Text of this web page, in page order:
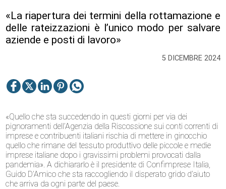
5 DICEMBRE 2024
«La riapertura dei termini della rottamazione e
delle rateizzazioni è l’unico modo per salvare
aziende e posti di lavoro»
«Quello che sta succedendo in questi giorni per via dei
pignoramenti dell’Agenzia della Riscossione sui conti correnti di
imprese e contribuenti italiani rischia di mettere in ginocchio
quello che rimane del tessuto produttivo delle piccole e medie
imprese italiane dopo i gravissimi problemi provocati dalla
pandemia». A dichiararlo è il presidente di Confimprese Italia,
Guido D’Amico che sta raccogliendo il disperato grido d’aiuto
che arriva da ogni parte del paese.